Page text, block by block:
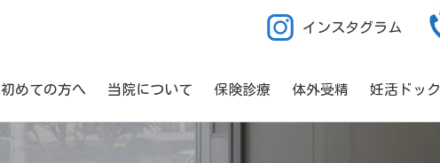
インスタグラム
初めての方へ 当院について 保険診療 体外受精 妊活ドック